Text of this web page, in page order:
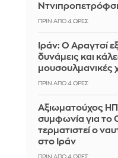
ΠΡΙΝ ΑΠΌ 4 ΏΡΕΣ
Ιράν: Ο Αραγτσί
δυνάμεις και
μουσουλμανικές
ΠΡΙΝ ΑΠΌ 4 ΏΡΕΣ
Αξιωματούχος
συμφωνία για το
τερματιστεί ο
στο Ιράν
ΠΡΙΝ ΑΠΌ 4 ΏΡΕΣ